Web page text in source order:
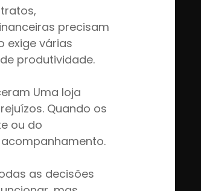
precisam
exige várias
produtividade.
Uma loja
Quando os
ou do
as decisões